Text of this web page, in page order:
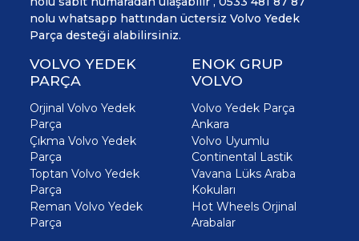
nolu whatsapp hattından üctersiz Volvo Yedek
Parça desteği alabilirsiniz.
VOLVO YEDEK
PARÇA
Orjinal Volvo Yedek
Parça
Çıkma Volvo Yedek
Parça
Toptan Volvo Yedek
Parça
Reman Volvo Yedek
Parça
ENOK GRUP
VOLVO
Volvo Yedek Parça
Ankara
Volvo Uyumlu
Continental Lastik
Vavana Lüks Araba
Kokuları
Hot Wheels Orjinal
Arabalar